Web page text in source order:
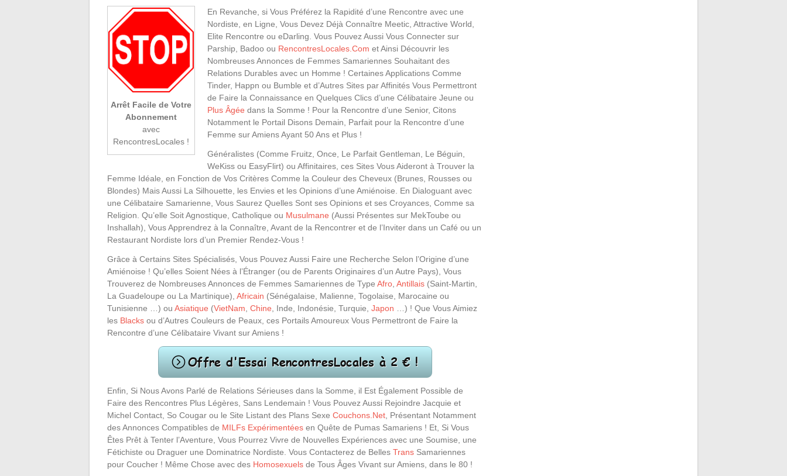
Arrêt Facile de Votre
Abonnement
avec
RencontresLocales !
En Revanche, si Vous Préférez la Rapidité d’une Rencontre avec une
Nordiste, en Ligne, Vous Devez Déjà Connaître Meetic, Attractive World,
Elite Rencontre ou eDarling. Vous Pouvez Aussi Vous Connecter sur
Parship, Badoo ou RencontresLocales.Com et Ainsi Découvrir les
Nombreuses Annonces de Femmes Samariennes Souhaitant des
Relations Durables avec un Homme ! Certaines Applications Comme
Tinder, Happn ou Bumble et d’Autres Sites par Affinités Vous Permettront
de Faire la Connaissance en Quelques Clics d’une Célibataire Jeune ou
Plus Âgée dans la Somme ! Pour la Rencontre d’une Senior, Citons
Notamment le Portail Disons Demain, Parfait pour la Rencontre d’une
Femme sur Amiens Ayant 50 Ans et Plus !
Généralistes (Comme Fruitz, Once, Le Parfait Gentleman, Le Béguin,
WeKiss ou EasyFlirt) ou Affinitaires, ces Sites Vous Aideront à Trouver la
Femme Idéale, en Fonction de Vos Critères Comme la Couleur des Cheveux (Brunes, Rousses ou
Blondes) Mais Aussi La Silhouette, les Envies et les Opinions d’une Amiénoise. En Dialoguant avec
une Célibataire Samarienne, Vous Saurez Quelles Sont ses Opinions et ses Croyances, Comme sa
Religion. Qu’elle Soit Agnostique, Catholique ou Musulmane (Aussi Présentes sur MekToube ou
Inshallah), Vous Apprendrez à la Connaître, Avant de la Rencontrer et de l’Inviter dans un Café ou un
Restaurant Nordiste lors d’un Premier Rendez-Vous !
Grâce à Certains Sites Spécialisés, Vous Pouvez Aussi Faire une Recherche Selon l’Origine d’une
Amiénoise ! Qu’elles Soient Nées à l’Étranger (ou de Parents Originaires d’un Autre Pays), Vous
Trouverez de Nombreuses Annonces de Femmes Samariennes de Type Afro Antillais (Saint-Martin,
La Guadeloupe ou La Martinique), Africain (Sénégalaise, Malienne, Togolaise, Marocaine ou
Tunisienne …) ou Asiatique (VietNam Chine , Inde, Indonésie, Turquie, Japon …) ! Que Vous Aimiez
les Blacks ou d’Autres Couleurs de Peaux, ces Portails Amoureux Vous Permettront de Faire la
Rencontre d’une Célibataire Vivant sur Amiens !
Enfin, Si Nous Avons Parlé de Relations Sérieuses dans la Somme, il Est Également Possible de
Faire des Rencontres Plus Légères, Sans Lendemain ! Vous Pouvez Aussi Rejoindre Jacquie et
Michel Contact, So Cougar ou le Site Listant des Plans Sexe Couchons.Net , Présentant Notamment
des Annonces Compatibles de MILFs Expérimentées en Quête de Pumas Samariens ! Et, Si Vous
Êtes Prêt à Tenter l’Aventure, Vous Pourrez Vivre de Nouvelles Expériences avec une Soumise, une
Fétichiste ou Draguer une Dominatrice Nordiste. Vous Contacterez de Belles Trans Samariennes
pour Coucher ! Même Chose avec des Homosexuels de Tous Âges Vivant sur Amiens, dans le 80 !